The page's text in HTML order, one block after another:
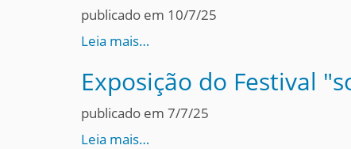
publicado em 10/7/25
Leia mais…
Exposição do Festival
publicado em 7/7/25
Leia mais…